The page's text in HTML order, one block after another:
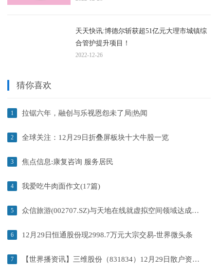
天天快讯:博德尔斩获超51亿元大理市城镇综
合管护提升项目！
2022-12-26
猜你喜欢
1 拉锯六年，融创与乐视恩怨未了局|热闻
2 全球关注：12月29日折叠屏板块十大牛股一览
3 焦点信息:康复咨询 服务居民
4 我爱吃牛肉面作文(17篇)
5 众信旅游(002707.SZ)与天地在线就虚拟空间领域达成战略合作
6 12月29日恒通股份现2998.7万元大宗交易-世界微头条
7 【世界播资讯】三维股份（831834）12月29日散户资金净卖出11.77万元